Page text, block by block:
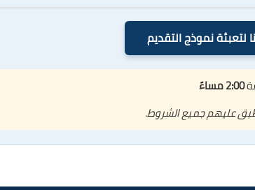
نموذج التقديم
2:00 مساءً
عليهم جميع الشروط.